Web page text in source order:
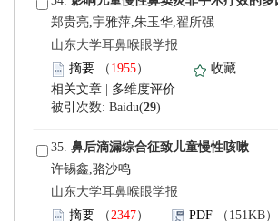
郑贵亮,宇雅萍,朱玉华,翟所强
山东大学耳鼻喉眼学报
）
)
35.
许锡鑫,骆沙鸣
山东大学耳鼻喉眼学报
）